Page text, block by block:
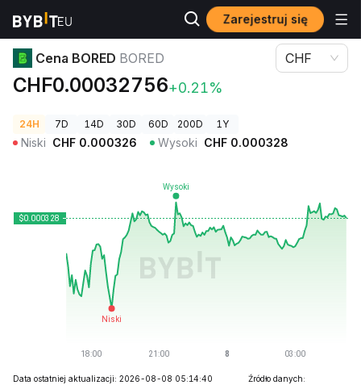
Zarejestruj się
Ceny kryptowalut Cena BORED BORED
Cena BORED BORED
CHF0.00032756+0.21%
CHF
24H 7D 14D 30D 60D 200D 1Y
Niski CHF 0.000326 Wysoki CHF 0.000328
Data ostatniej aktualizacji: 2026-08-08 05:14:40
Źródło danych: